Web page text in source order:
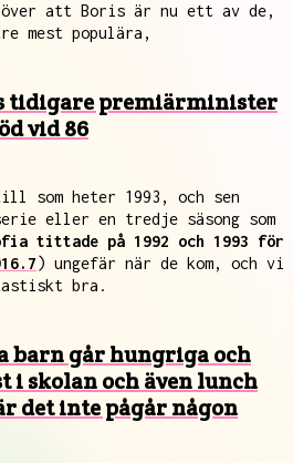
över att Boris är nu ett av de,
mest populära,
tidigare premiärminister
vid 86
som heter 1993, och sen
eller en tredje säsong som
tittade på 1992 och 1993 för
) ungefär när de kom, och vi
bra.
barn går hungriga och
i skolan och även lunch
det inte pågår någon